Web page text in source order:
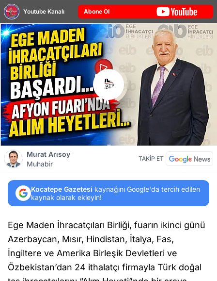
Youtube Kanalı Abone Ol
Murat Arısoy
Muhabir
TAKİP ET
Kocatepe Gazetesi kaynağını Google'da tercih edilen
kaynak olarak ekleyin!
Ege Maden İhracatçıları Birliği, fuarın ikinci günü
Azerbaycan, Mısır, Hindistan, İtalya, Fas,
İngiltere ve Amerika Birleşik Devletleri ve
Özbekistan’dan 24 ithalatçı firmayla Türk doğal